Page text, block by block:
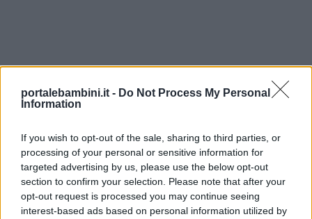
portalebambini.it - Do Not Process My Personal
Information
If you wish to opt-out of the sale, sharing to third parties, or
processing of your personal or sensitive information for
targeted advertising by us, please use the below opt-out
section to confirm your selection. Please note that after your
opt-out request is processed you may continue seeing
interest-based ads based on personal information utilized by
Nomi
femminili
Frasi
e
aforismi